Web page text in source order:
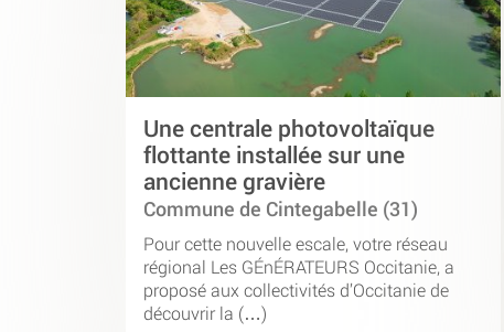
Une centrale photovoltaïque
flottante installée sur une
ancienne gravière
Commune de Cintegabelle (31)
Pour cette nouvelle escale, votre réseau
régional Les GÉnÉRATEURS Occitanie, a
proposé aux collectivités d’Occitanie de
découvrir la (…)